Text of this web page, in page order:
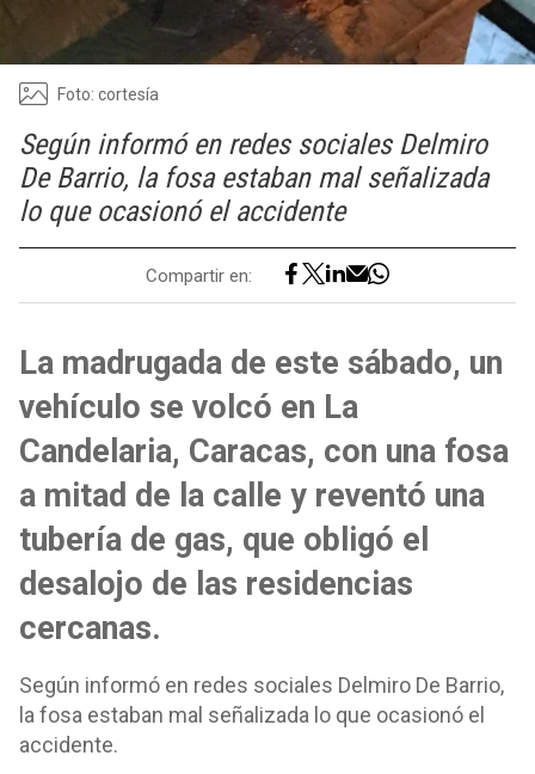
Foto: cortesía
Según informó en redes sociales Delmiro
De Barrio, la fosa estaban mal señalizada
lo que ocasionó el accidente
Compartir en:
La madrugada de este sábado, un
vehículo se volcó en La
Candelaria, Caracas, con una fosa
a mitad de la calle y reventó una
tubería de gas, que obligó el
desalojo de las residencias
cercanas.
Según informó en redes sociales Delmiro De Barrio,
la fosa estaban mal señalizada lo que ocasionó el
accidente.